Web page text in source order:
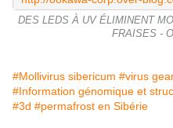
DES LEDS À UV ÉLIMINENT
FRAISES -
#Mollivirus sibericum #virus
#Information génomique et
#3d #permafrost en Sibérie